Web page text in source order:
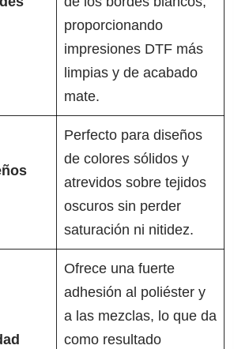
proporcionando
impresiones DTF más
limpias y de acabado
mate.
Perfecto para diseños
de colores sólidos y
atrevidos sobre tejidos
oscuros sin perder
saturación ni nitidez.
Ofrece una fuerte
adhesión al poliéster y
a las mezclas, lo que da
como resultado